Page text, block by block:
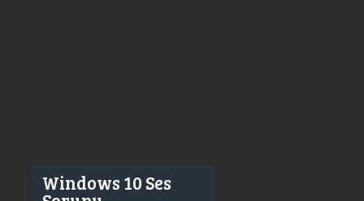
Windows 10 Ses